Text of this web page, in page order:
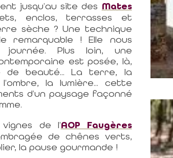
jusqu’au site des Mates
enclos, terrasses et
sèche ? Une technique
remarquable ! Elle nous
Plus loin, une
est posée, là,
de beauté... La terre, la
la lumière... cette
d’un paysage façonné
de l’AOP Faugères
de chênes verts,
la pause gourmande !